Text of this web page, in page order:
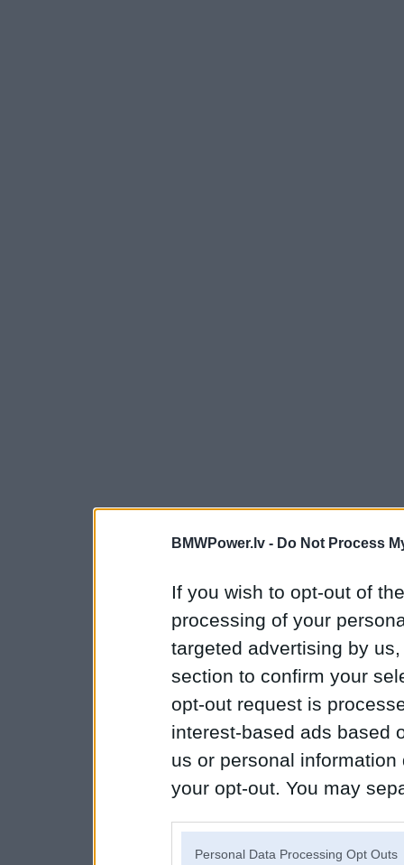
BMWPower.lv - Do Not Process
If you wish to opt-out of
processing of your
targeted advertising by
section to confirm your
opt-out request is
interest-based ads based
us or personal
your opt-out. You may
Personal Data Processing Opt Outs